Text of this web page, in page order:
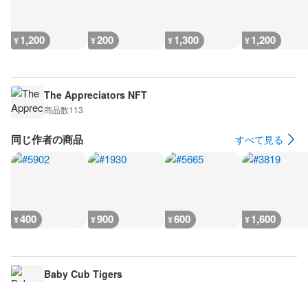
¥1,200 ¥200 ¥1,300 ¥1,200
The Appreciators NFT
商品数113
同じ作者の商品 すべて見る
¥400 ¥900 ¥600 ¥1,600
Baby Cub Tigers